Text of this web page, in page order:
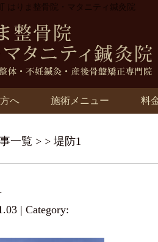
はりま整骨院・マタニティ鍼灸院
へ 施術メニュー 料
一覧 > > 堤防1
| Category: